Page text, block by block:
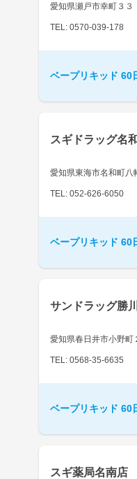
愛知県瀬戸市幸町３３
TEL: 0570-039-178
ベープリキッド 60
スギドラッグ名
愛知県東海市名和町八
TEL: 052-626-6050
ベープリキッド 60
サンドラッグ勝
愛知県春日井市小野町
TEL: 0568-35-6635
ベープリキッド 60
スギ薬局名南店